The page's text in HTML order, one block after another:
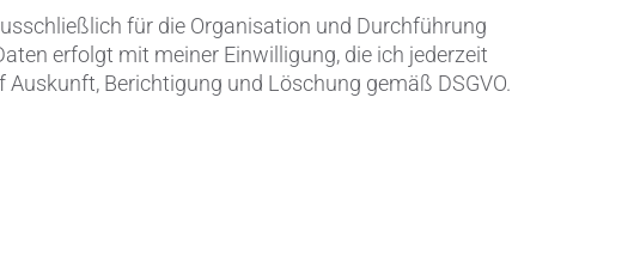
für die Organisation und Durchführung
erfolgt mit meiner Einwilligung, die ich jederzeit
Berichtigung und Löschung gemäß DSGVO.